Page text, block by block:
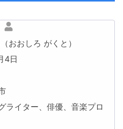
おおしろ がくと）
4日
ライター、俳優、音楽プロ